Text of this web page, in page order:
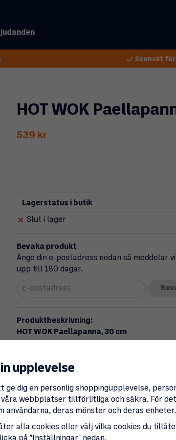
Svenskt
HOT WOK
539 kr
Lagerstatus i butik
Slut i lager
Bevaka produkt
Ange din e-postadress nedan så meddelar
upp till 180 dagar.
Produktbeskrivning:
HOT WOK Paellapanna, 30 cm
Kompakt och rejäl paellapanna i 2 mm
med äkta paella- eller wokkänsla. Den
transportera, samtidigt som det tjocka
Pannan är framtagen för HOT WOK-
tack vare den klassiska kolstålspatinan.
Nyckelfunktioner
upplevelse
ge dig en personlig shoppingupplevelse,
webbplatser tillförlitliga och säkra. För
användarna, deras mönster och deras enheter.
alla cookies eller välj vilka cookies du
på "Inställningar" nedan.